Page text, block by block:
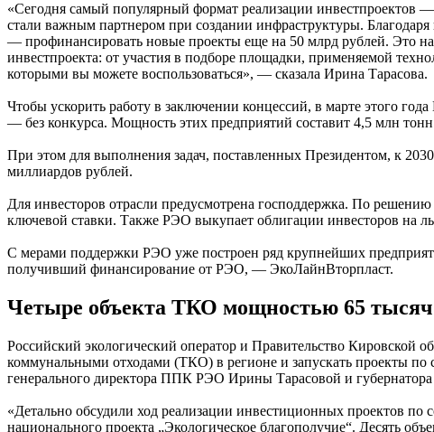
«Сегодня самый популярный формат реализации инвестпроектов
стали важным партнером при создании инфраструктуры.
— профинансировать новые проекты еще на 50 млрд рублей. Это
инвестпроекта: от участия в подборе площадки, применяемой
которыми вы можете воспользоваться», — сказала Ирина Тарасова.
Чтобы ускорить работу в заключении концессий, в марте этого
— без конкурса. Мощность этих предприятий составит 4,5 млн
При этом для выполнения задач, поставленных Президентом, к
миллиардов рублей.
Для инвесторов отрасли предусмотрена господдержка. По
ключевой ставки. Также РЭО выкупает облигации инвесторов на
С мерами поддержки РЭО уже построен ряд крупнейших
получивший финансирование от РЭО, — ЭкоЛайнВторпласт.
Четыре объекта ТКО мощностью 65 тысяч
Российский экологический оператор и Правительство Кировской
коммунальными отходами (ТКО) в регионе и запускать проекты по
генерального директора ППК РЭО Ирины Тарасовой и
«Детально обсудили ход реализации инвестиционных проектов
национального проекта „Экологическое благополучие“. Десять